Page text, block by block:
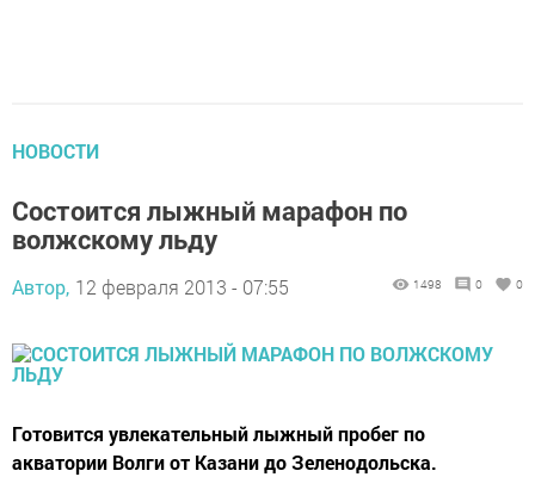
НОВОСТИ
Состоится лыжный марафон по
волжскому льду
Автор, 12 февраля 2013 - 07:55 1498 0 0
Готовится увлекательный лыжный пробег по
акватории Волги от Казани до Зеленодольска.